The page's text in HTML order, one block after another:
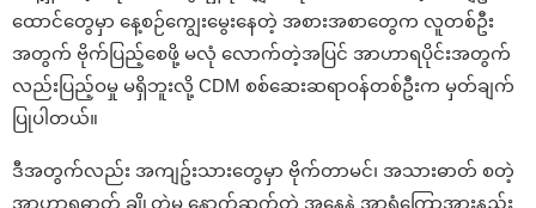
ထောင်တွေမှာ နေ့စဉ်ကျွေးမွေးနေတဲ့ အစားအစာတွေက လူတစ်ဦး
အတွက် ဗိုက်ပြည့်စေဖို့ မလုံ လောက်တဲ့အပြင် အာဟာရပိုင်းအတွက်
လည်းပြည့်ဝမှု မရှိဘူးလို့ CDM စစ်ဆေးဆရာဝန်တစ်ဦးက မှတ်ချက်
ပြုပါတယ်။
ဒီအတွက်လည်း အကျဥ်းသားတွေမှာ ဗိုက်တာမင်၊ အသားဓာတ် စတဲ့
အာဟာရဓာတ် ချို့တဲ့မှု နောက်ဆက်တွဲ အနေနဲ့ အာရုံကြောအားနည်း